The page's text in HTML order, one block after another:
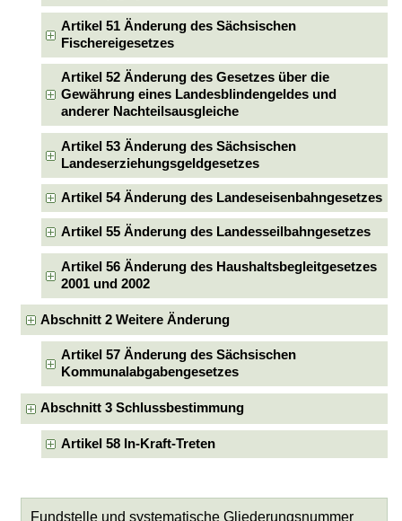
Artikel 51 Änderung des Sächsischen
Fischereigesetzes
Artikel 52 Änderung des Gesetzes über die
Gewährung eines Landesblindengeldes und
anderer Nachteilsausgleiche
Artikel 53 Änderung des Sächsischen
Landeserziehungsgeldgesetzes
Artikel 54 Änderung des Landeseisenbahngesetzes
Artikel 55 Änderung des Landesseilbahngesetzes
Artikel 56 Änderung des Haushaltsbegleitgesetzes
2001 und 2002
Abschnitt 2 Weitere Änderung
Artikel 57 Änderung des Sächsischen
Kommunalabgabengesetzes
Abschnitt 3 Schlussbestimmung
Artikel 58 In-Kraft-Treten
Fundstelle und systematische Gliederungsnummer